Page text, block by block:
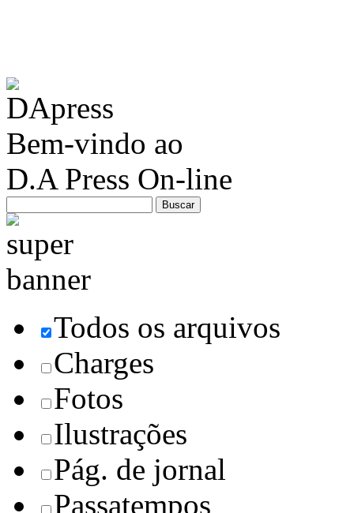
Bem-vindo ao
D.A Press On-line
Todos os arquivos
Charges
Fotos
Ilustrações
Pág. de jornal
Passatempos